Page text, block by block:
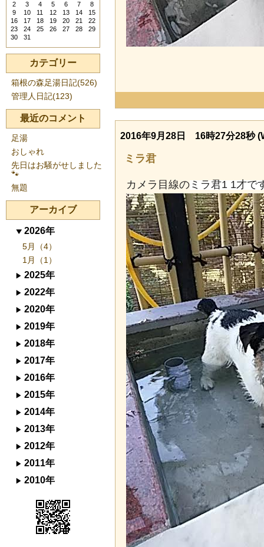
2016年9月28日 16時27分28秒
ミラ君
カメラ目線の ミラ君1 1才で
2
3 4 5 6 7
8
9
10 11 12 13 14
15
16
17 18 19 20 21
22
23
24 25 26 27 28
29
30
31
カテゴリー
箱根の森足湯日記(526)
管理人日記(123)
最近のコメント
足湯
おしゃれ
先日はお騒がせしました
🐾
無題
アーカイブ
2026年
5月（4）
1月（1）
2025年
2022年
2020年
2019年
2018年
2017年
2016年
2015年
2014年
2013年
2012年
2011年
2010年